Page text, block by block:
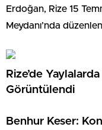
Erdoğan, Rize 15
Meydanı’nda
Rize’de
Görüntülendi
Benhur Keser: